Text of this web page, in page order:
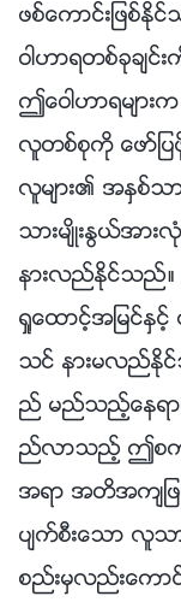
ဖစ္ေကာင္းျဖစ္ႏို
ဝါဟာရတစ္ခုခ်င္
ဤေဝါဟာရမ်ားက
လူတစ္စုကို ေဖာ္ျ
လူမ်ား၏ အႏွစ္သ
သားမ်ိဳးႏြယ္အာ
နားလည္ႏိုင္သည္။
ရႈေထာင့္အျမင္ႏွ
သင္ နားမလည္ႏို
ည္ မည္သည့္ေနရ
ည္လာသည့္ ဤစက
အရာ အတိအက်ျ
ပ်က္စီးေသာ လူသာ
စည္းမွလည္းေကာ